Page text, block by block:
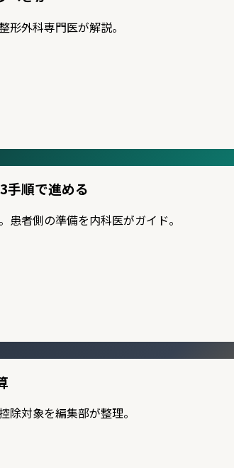
外科専門医が解説。
手順で進める
者側の準備を内科医がガイド。
対象を編集部が整理。